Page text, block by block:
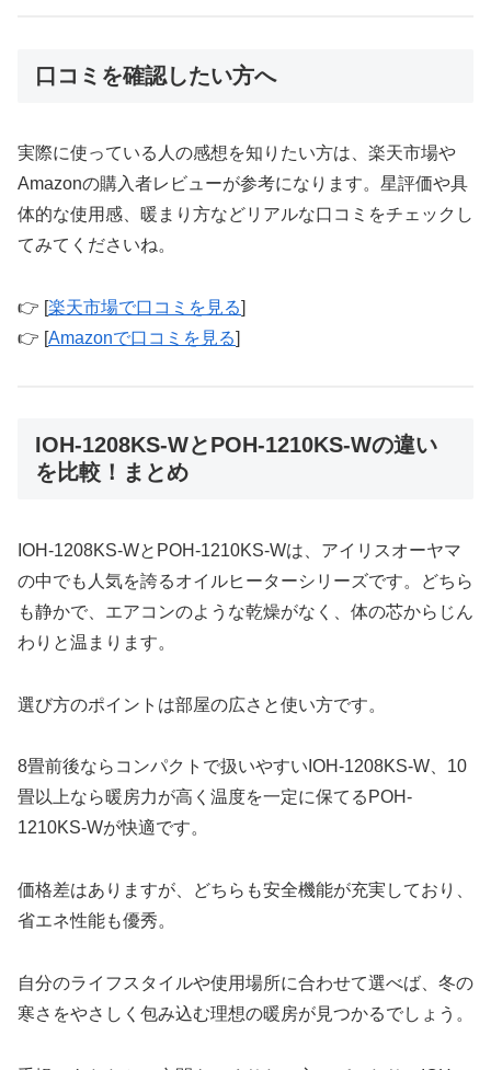
口コミを確認したい方へ
実際に使っている人の感想を知りたい方は、楽天市場や
Amazonの購入者レビューが参考になります。星評価や具
体的な使用感、暖まり方などリアルな口コミをチェックし
てみてくださいね。
👉 [楽天市場で口コミを見る]
👉 [Amazonで口コミを見る]
IOH-1208KS-WとPOH-1210KS-Wの違い
を比較！まとめ
IOH-1208KS-WとPOH-1210KS-Wは、アイリスオーヤマ
の中でも人気を誇るオイルヒーターシリーズです。どちら
も静かで、エアコンのような乾燥がなく、体の芯からじん
わりと温まります。
選び方のポイントは部屋の広さと使い方です。
8畳前後ならコンパクトで扱いやすいIOH-1208KS-W、10
畳以上なら暖房力が高く温度を一定に保てるPOH-
1210KS-Wが快適です。
価格差はありますが、どちらも安全機能が充実しており、
省エネ性能も優秀。
自分のライフスタイルや使用場所に合わせて選べば、冬の
寒さをやさしく包み込む理想の暖房が見つかるでしょう。